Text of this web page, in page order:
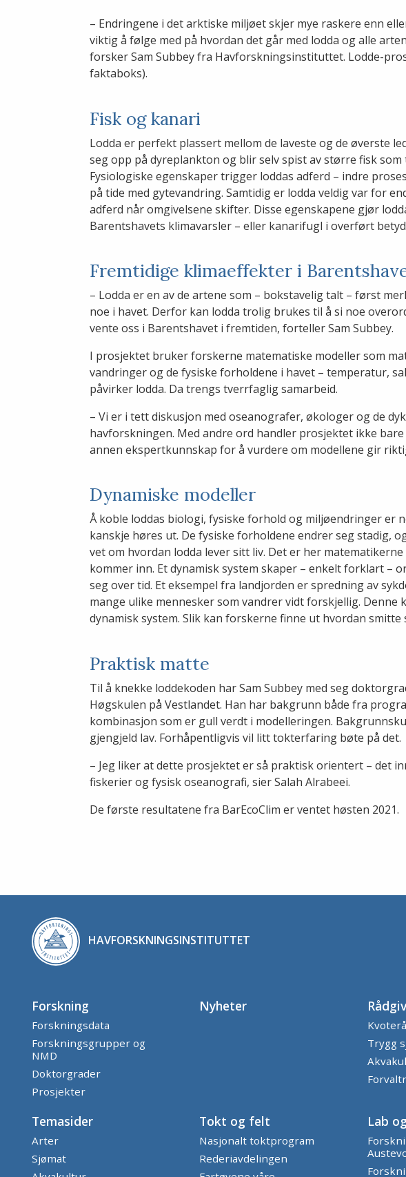
– Endringene i det arktiske miljøet skjer mye raskere enn
viktig å følge med på hvordan det går med lodda og alle
forsker Sam Subbey fra Havforskningsinstituttet. Lodde-
faktaboks).
Fisk og kanari
Lodda er perfekt plassert mellom de laveste og de øverste
seg opp på dyreplankton og blir selv spist av større fisk
Fysiologiske egenskaper trigger loddas adferd – indre
på tide med gytevandring. Samtidig er lodda veldig var for
adferd når omgivelsene skifter. Disse egenskapene gjør
Barentshavets klimavarsler – eller kanarifugl i overført
Fremtidige klimaeffekter i
– Lodda er en av de artene som – bokstavelig talt – først
noe i havet. Derfor kan lodda trolig brukes til å si noe
vente oss i Barentshavet i fremtiden, forteller Sam Subbey.
I prosjektet bruker forskerne matematiske modeller som
vandringer og de fysiske forholdene i havet – temperatur,
påvirker lodda. Da trengs tverrfaglig samarbeid.
– Vi er i tett diskusjon med oseanografer, økologer og de
havforskningen. Med andre ord handler prosjektet ikke
annen ekspertkunnskap for å vurdere om modellene gir
Dynamiske modeller
Å koble loddas biologi, fysiske forhold og miljøendringer er
kanskje høres ut. De fysiske forholdene endrer seg stadig,
vet om hvordan lodda lever sitt liv. Det er her
kommer inn. Et dynamisk system skaper – enkelt forklart –
seg over tid. Et eksempel fra landjorden er spredning av
mange ulike mennesker som vandrer vidt forskjellig. Denne
dynamisk system. Slik kan forskerne finne ut hvordan
Praktisk matte
Til å knekke loddekoden har Sam Subbey med seg
Høgskulen på Vestlandet. Han har bakgrunn både fra
kombinasjon som er gull verdt i modelleringen.
gjengjeld lav. Forhåpentligvis vil litt tokterfaring bøte på det.
– Jeg liker at dette prosjektet er så praktisk orientert – det
fiskerier og fysisk oseanografi, sier Salah Alrabeei.
De første resultatene fra BarEcoClim er ventet høsten 2021.
HAVFORSKNINGSINSTITUTTET
Forskning
Forskningsdata
Forskningsgrupper og
NMD
Doktorgrader
Prosjekter
Nyheter
Trygg
Temasider
Arter
Sjømat
Tokt og felt
Nasjonalt toktprogram
Rederiavdelingen
Lab